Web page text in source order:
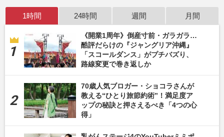
1時間 24時間 週間 月間
《開業1周年》倒産寸前・ガラガラ…
酷評だらけの『ジャングリア沖縄』
「スコールダンス」がプチバズり、
路線変更で巻き返しか
70歳人気ブロガー・ショコラさんが
教える“ひとり旅節約術”！満足度ア
ップの秘訣と押さえるべき「4つの心
得」